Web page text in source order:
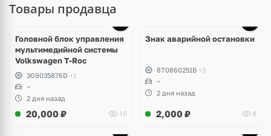
Товары продавца
Головной блок управления
мультимедийной системы
Volkswagen T-Roc
3G9035876D +1
~
2 дня назад
20,000 ₽ 10
Знак аварийной остановки
8T0860251B +3
~
2 дня назад
2,000 ₽ 8